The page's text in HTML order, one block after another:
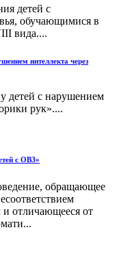
детей с
обучающимися в
вида....
интеллекта через
детей с нарушением
рук»....
с ОВЗ»
обращающее
отличающееся от